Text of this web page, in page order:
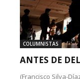
COLUMNISTAS
ANTES DE
(Francisco Silva-